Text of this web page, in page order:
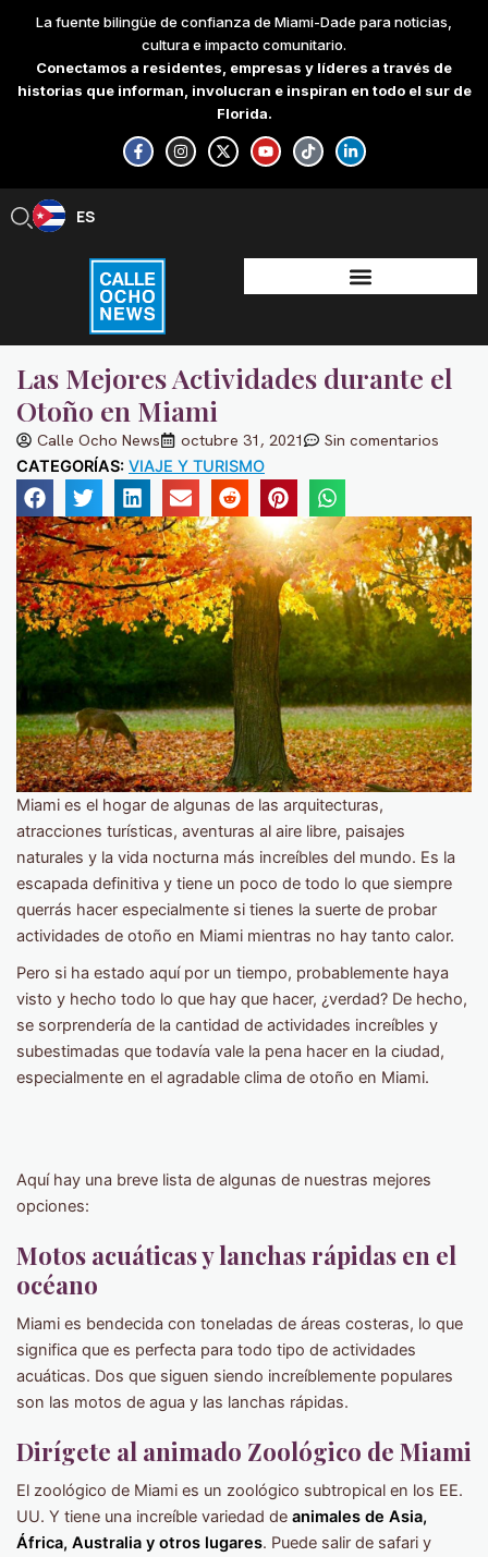
content
La fuente bilingüe de confianza de Miami-Dade para noticias,
cultura e impacto comunitario.
Conectamos a residentes, empresas y líderes a través de
historias que informan, involucran e inspiran en todo el sur de
Florida.
F
a
c
e
-
f
I
n
s
t
X
-
t
w
Y
o
u
t
T
i
k
t
L
i
n
k
-
i
n
ES
EN
Las Mejores Actividades durante el
Otoño en Miami
Calle Ocho News octubre 31, 2021 Sin comentarios
CATEGORÍAS: VIAJE Y TURISMO
Miami es el hogar de algunas de las arquitecturas,
atracciones turísticas, aventuras al aire libre, paisajes
naturales y la vida nocturna más increíbles del mundo. Es la
escapada definitiva y tiene un poco de todo lo que siempre
querrás hacer especialmente si tienes la suerte de probar
actividades de otoño en Miami mientras no hay tanto calor.
Pero si ha estado aquí por un tiempo, probablemente haya
visto y hecho todo lo que hay que hacer, ¿verdad? De hecho,
se sorprendería de la cantidad de actividades increíbles y
subestimadas que todavía vale la pena hacer en la ciudad,
especialmente en el agradable clima de otoño en Miami.
Aquí hay una breve lista de algunas de nuestras mejores
opciones:
Motos acuáticas y lanchas rápidas en el
océano
Miami es bendecida con toneladas de áreas costeras, lo que
significa que es perfecta para todo tipo de actividades
acuáticas. Dos que siguen siendo increíblemente populares
son las motos de agua y las lanchas rápidas.
Dirígete al animado Zoológico de Miami
El zoológico de Miami es un zoológico subtropical en los EE.
UU. Y tiene una increíble variedad de animales de Asia,
África, Australia y otros lugares. Puede salir de safari y